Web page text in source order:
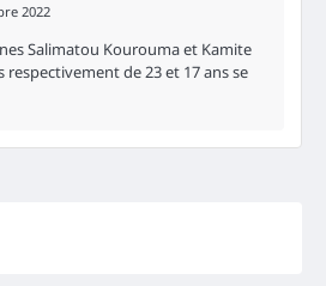
2022
Salimatou Kourouma et Kamite
respectivement de 23 et 17 ans se